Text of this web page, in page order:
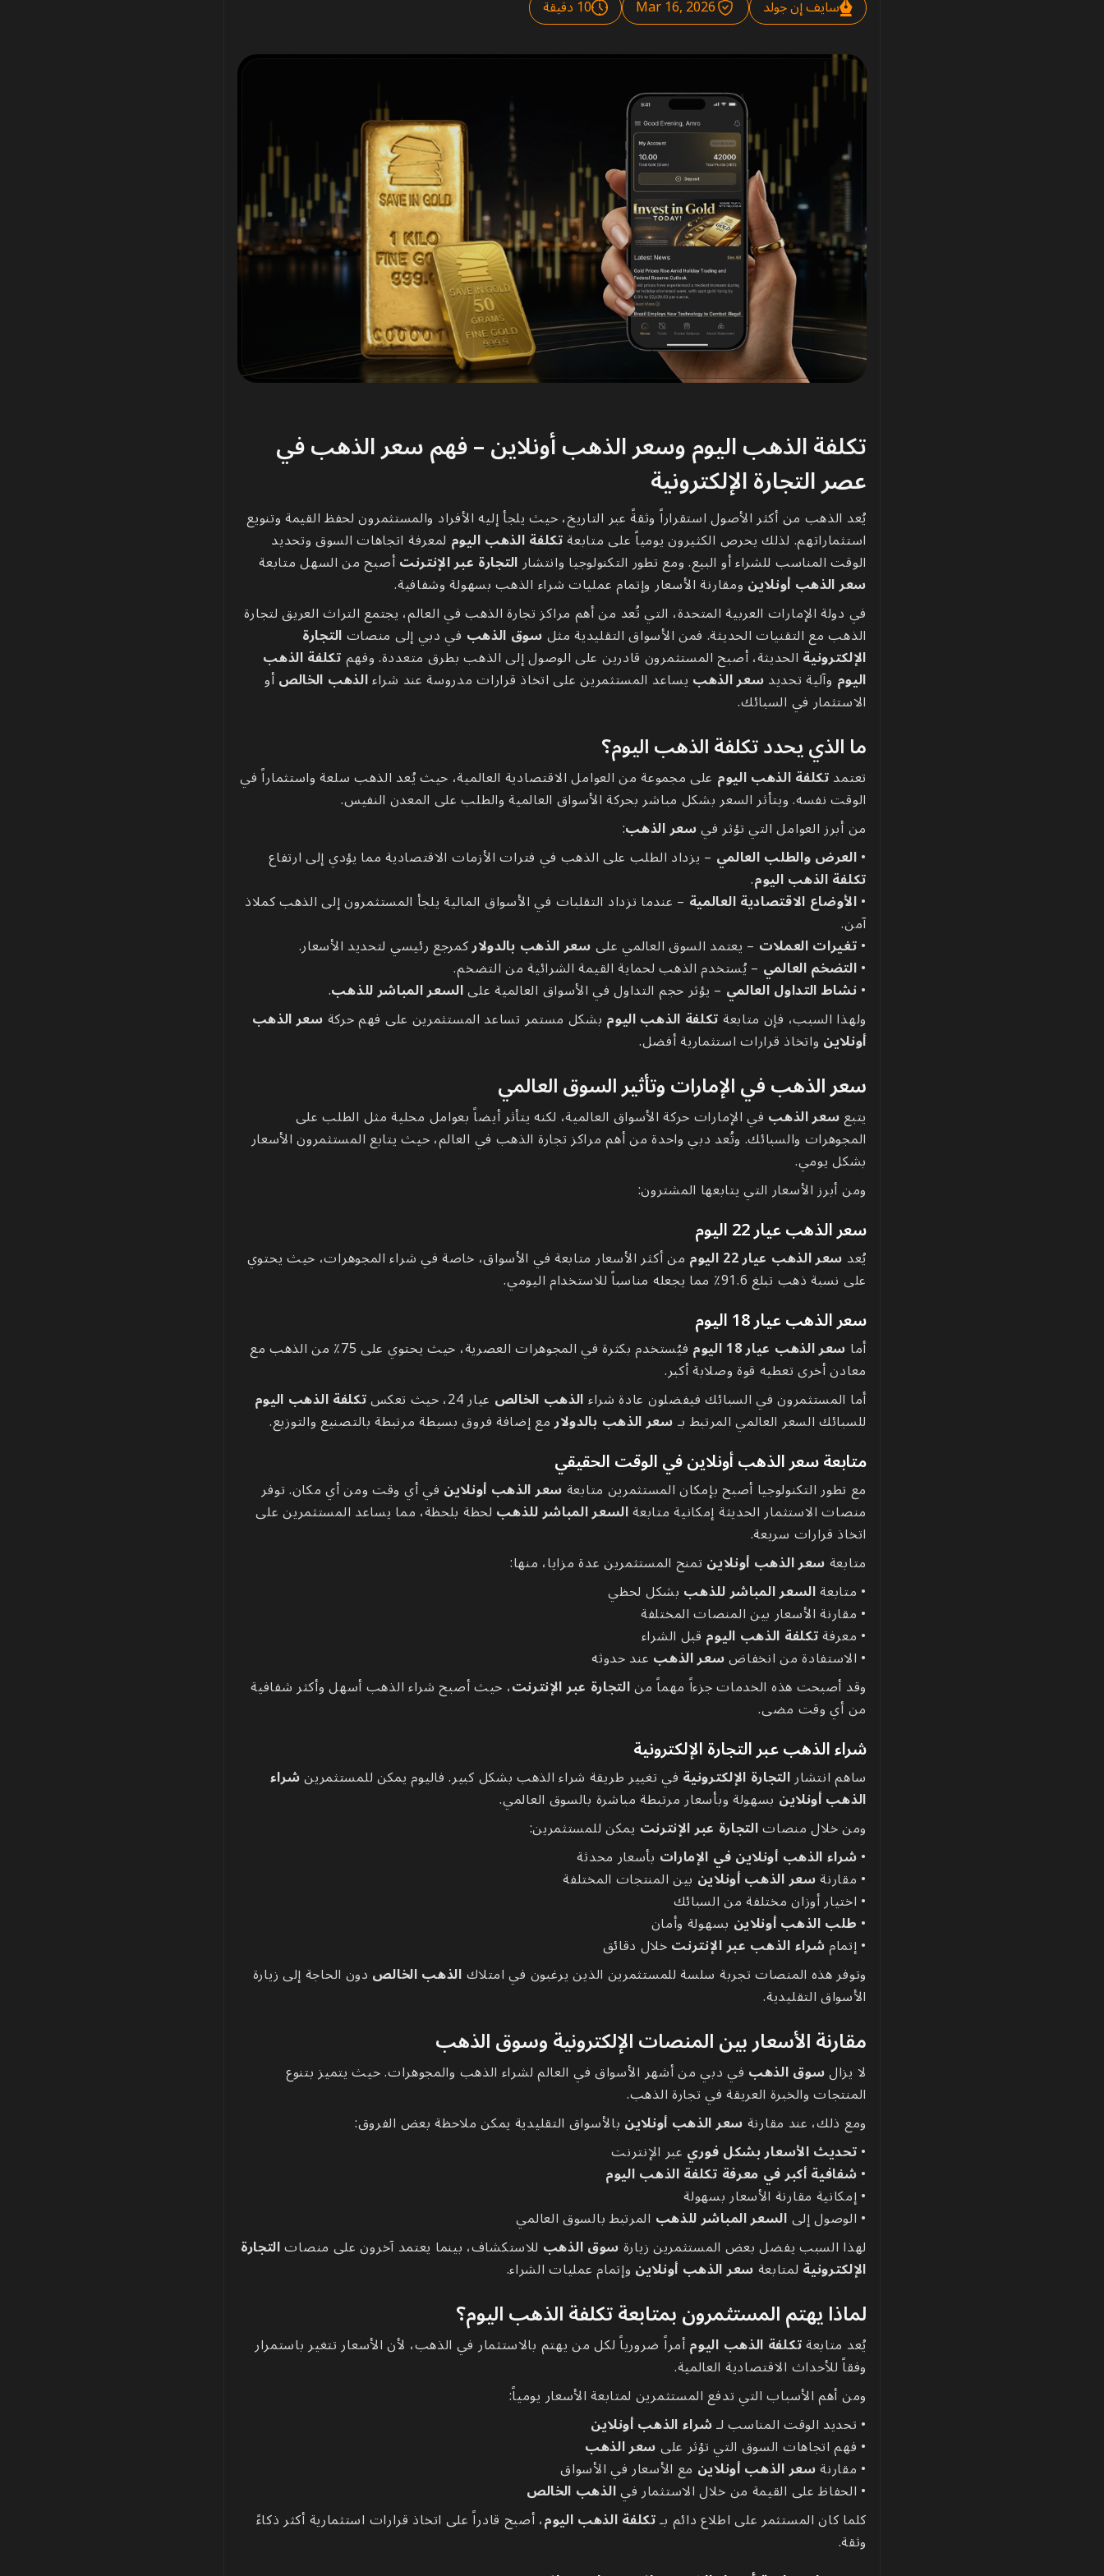
سايف إن جولد Mar 16, 2026 10 دقيقة
تكلفة الذهب اليوم وسعر الذهب أونلاين – فهم سعر الذهب في
عصر التجارة الإلكترونية
يُعد الذهب من أكثر الأصول استقراراً وثقةً عبر التاريخ، حيث يلجأ إليه الأفراد والمستثمرون لحفظ القيمة وتنويع
استثماراتهم. لذلك يحرص الكثيرون يومياً على متابعةتكلفة الذهب اليوم لمعرفة اتجاهات السوق وتحديد
الوقت المناسب للشراء أو البيع. ومع تطور التكنولوجيا وانتشارالتجارة عبر الإنترنتأصبح من السهل متابعة
سعر الذهب أونلاين ومقارنة الأسعار وإتمام عمليات شراء الذهب بسهولة وشفافية.
في دولة الإمارات العربية المتحدة، التي تُعد من أهم مراكز تجارة الذهب في العالم، يجتمع التراث العريق لتجارة
الذهب مع التقنيات الحديثة. فمن الأسواق التقليدية مثلسوق الذهب في دبي إلى منصاتالتجارة
الإلكترونية الحديثة، أصبح المستثمرون قادرين على الوصول إلى الذهب بطرق متعددة. وفهمتكلفة الذهب
اليوم وآلية تحديدسعر الذهب يساعد المستثمرين على اتخاذ قرارات مدروسة عند شراءالذهب الخالصأو
الاستثمار في السبائك.
ما الذي يحدد تكلفة الذهب اليوم؟
تعتمدتكلفة الذهب اليوم على مجموعة من العوامل الاقتصادية العالمية، حيث يُعد الذهب سلعة واستثماراً في
الوقت نفسه. ويتأثر السعر بشكل مباشر بحركة الأسواق العالمية والطلب على المعدن النفيس.
من أبرز العوامل التي تؤثر فيسعر الذهب:
•العرض والطلب العالمي – يزداد الطلب على الذهب في فترات الأزمات الاقتصادية مما يؤدي إلى ارتفاع
تكلفة الذهب اليوم.
•الأوضاع الاقتصادية العالمية – عندما تزداد التقلبات في الأسواق المالية يلجأ المستثمرون إلى الذهب كملاذ
آمن.
•تغيرات العملات – يعتمد السوق العالمي علىسعر الذهب بالدولاركمرجع رئيسي لتحديد الأسعار.
•التضخم العالمي – يُستخدم الذهب لحماية القيمة الشرائية من التضخم.
•نشاط التداول العالمي – يؤثر حجم التداول في الأسواق العالمية علىالسعر المباشر للذهب.
ولهذا السبب، فإن متابعةتكلفة الذهب اليوم بشكل مستمر تساعد المستثمرين على فهم حركةسعر الذهب
أونلاين واتخاذ قرارات استثمارية أفضل.
سعر الذهب في الإمارات وتأثير السوق العالمي
يتبعسعر الذهب في الإمارات حركة الأسواق العالمية، لكنه يتأثر أيضاً بعوامل محلية مثل الطلب على
المجوهرات والسبائك. وتُعد دبي واحدة من أهم مراكز تجارة الذهب في العالم، حيث يتابع المستثمرون الأسعار
بشكل يومي.
ومن أبرز الأسعار التي يتابعها المشترون:
سعر الذهب عيار 22 اليوم
يُعد سعر الذهب عيار 22 اليوم من أكثر الأسعار متابعة في الأسواق، خاصة في شراء المجوهرات، حيث يحتوي
على نسبة ذهب تبلغ 91.6٪ مما يجعله مناسباً للاستخدام اليومي.
سعر الذهب عيار 18 اليوم
أما سعر الذهب عيار 18 اليوم فيُستخدم بكثرة في المجوهرات العصرية، حيث يحتوي على 75٪ من الذهب مع
معادن أخرى تعطيه قوة وصلابة أكبر.
أما المستثمرون في السبائك فيفضلون عادة شراءالذهب الخالص عيار 24، حيث تعكس تكلفة الذهب اليوم
للسبائك السعر العالمي المرتبط بـسعر الذهب بالدولارمع إضافة فروق بسيطة مرتبطة بالتصنيع والتوزيع.
متابعة سعر الذهب أونلاين في الوقت الحقيقي
مع تطور التكنولوجيا أصبح بإمكان المستثمرين متابعةسعر الذهب أونلاين في أي وقت ومن أي مكان. توفر
منصات الاستثمار الحديثة إمكانية متابعةالسعر المباشر للذهب لحظة بلحظة، مما يساعد المستثمرين على
اتخاذ قرارات سريعة.
متابعةسعر الذهب أونلاين تمنح المستثمرين عدة مزايا، منها:
• متابعةالسعر المباشر للذهب بشكل لحظي
• مقارنة الأسعار بين المنصات المختلفة
• معرفةتكلفة الذهب اليوم قبل الشراء
• الاستفادة من انخفاضسعر الذهب عند حدوثه
وقد أصبحت هذه الخدمات جزءاً مهماً منالتجارة عبر الإنترنت، حيث أصبح شراء الذهب أسهل وأكثر شفافية
من أي وقت مضى.
شراء الذهب عبر التجارة الإلكترونية
ساهم انتشارالتجارة الإلكترونية في تغيير طريقة شراء الذهب بشكل كبير. فاليوم يمكن للمستثمرينشراء
الذهب أونلاين بسهولة وبأسعار مرتبطة مباشرة بالسوق العالمي.
ومن خلال منصاتالتجارة عبر الإنترنت يمكن للمستثمرين:
•شراء الذهب أونلاين في الإمارات بأسعار محدثة
• مقارنةسعر الذهب أونلاين بين المنتجات المختلفة
• اختيار أوزان مختلفة من السبائك
• طلب الذهب أونلاين بسهولة وأمان
• إتمامشراء الذهب عبر الإنترنتخلال دقائق
وتوفر هذه المنصات تجربة سلسة للمستثمرين الذين يرغبون في امتلاكالذهب الخالص دون الحاجة إلى زيارة
الأسواق التقليدية.
مقارنة الأسعار بين المنصات الإلكترونية وسوق الذهب
لا يزالسوق الذهب في دبي من أشهر الأسواق في العالم لشراء الذهب والمجوهرات. حيث يتميز بتنوع
المنتجات والخبرة العريقة في تجارة الذهب.
ومع ذلك، عند مقارنةسعر الذهب أونلاين بالأسواق التقليدية يمكن ملاحظة بعض الفروق:
•تحديث الأسعار بشكل فوري عبر الإنترنت
•شفافية أكبر في معرفة تكلفة الذهب اليوم
• إمكانية مقارنة الأسعار بسهولة
• الوصول إلىالسعر المباشر للذهب المرتبط بالسوق العالمي
لهذا السبب يفضل بعض المستثمرين زيارةسوق الذهب للاستكشاف، بينما يعتمد آخرون على منصاتالتجارة
الإلكترونية لمتابعةسعر الذهب أونلاين وإتمام عمليات الشراء.
لماذا يهتم المستثمرون بمتابعة تكلفة الذهب اليوم؟
يُعد متابعةتكلفة الذهب اليومأمراً ضرورياً لكل من يهتم بالاستثمار في الذهب، لأن الأسعار تتغير باستمرار
وفقاً للأحداث الاقتصادية العالمية.
ومن أهم الأسباب التي تدفع المستثمرين لمتابعة الأسعار يومياً:
• تحديد الوقت المناسب لـشراء الذهب أونلاين
• فهم اتجاهات السوق التي تؤثر علىسعر الذهب
• مقارنةسعر الذهب أونلاين مع الأسعار في الأسواق
• الحفاظ على القيمة من خلال الاستثمار فيالذهب الخالص
كلما كان المستثمر على اطلاع دائم بـتكلفة الذهب اليوم، أصبح قادراً على اتخاذ قرارات استثمارية أكثر ذكاءً
وثقة.